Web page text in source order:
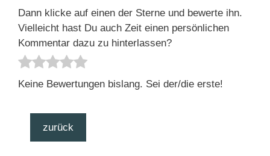
Dann klicke auf einen der Sterne und bewerte ihn.
Vielleicht hast Du auch Zeit einen persönlichen
Kommentar dazu zu hinterlassen?
Keine Bewertungen bislang. Sei der/die erste!
zurück